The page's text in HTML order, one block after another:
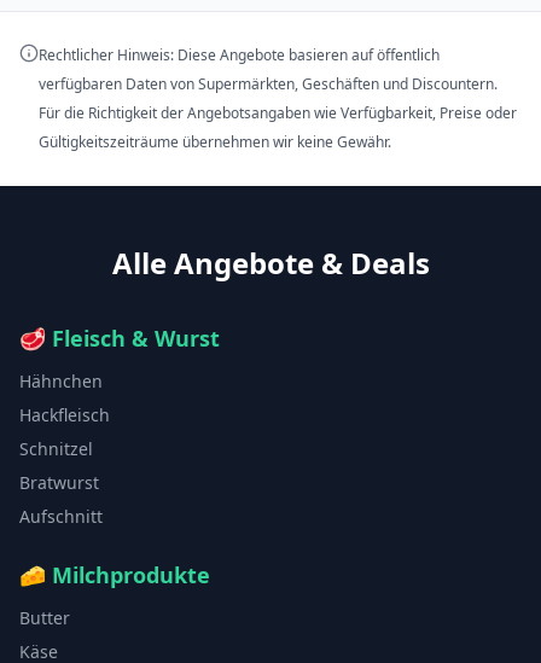
Rechtlicher Hinweis: Diese Angebote basieren auf öffentlich
verfügbaren Daten von Supermärkten, Geschäften und Discountern.
Für die Richtigkeit der Angebotsangaben wie Verfügbarkeit, Preise oder
Gültigkeitszeiträume übernehmen wir keine Gewähr.
Alle Angebote & Deals
🥩 Fleisch & Wurst
Hähnchen
Hackfleisch
Schnitzel
Bratwurst
Aufschnitt
🧀 Milchprodukte
Butter
Käse